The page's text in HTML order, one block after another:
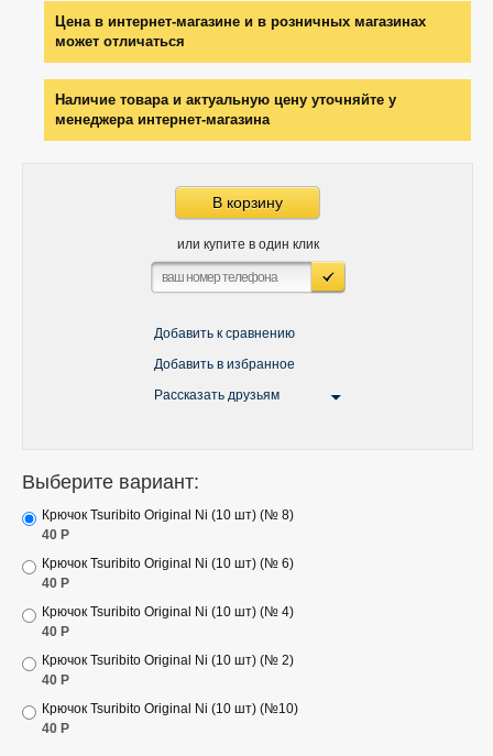
Цена в интернет-магазине и в розничных магазинах
может отличаться
Наличие товара и актуальную цену уточняйте у
менеджера интернет-магазина
В корзину
или купите в один клик
Добавить к сравнению
Добавить в избранное
Рассказать друзьям
Выберите вариант:
Крючок Tsuribito Original Ni (10 шт) (№ 8)
40 Р
Крючок Tsuribito Original Ni (10 шт) (№ 6)
40 Р
Крючок Tsuribito Original Ni (10 шт) (№ 4)
40 Р
Крючок Tsuribito Original Ni (10 шт) (№ 2)
40 Р
Крючок Tsuribito Original Ni (10 шт) (№10)
40 Р